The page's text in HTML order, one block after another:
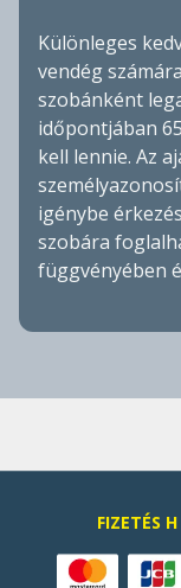
Különleges
vendég
szobánként
időpontjában
kell lennie. Az
igénybe
szobára
függvényében
FIZETÉS